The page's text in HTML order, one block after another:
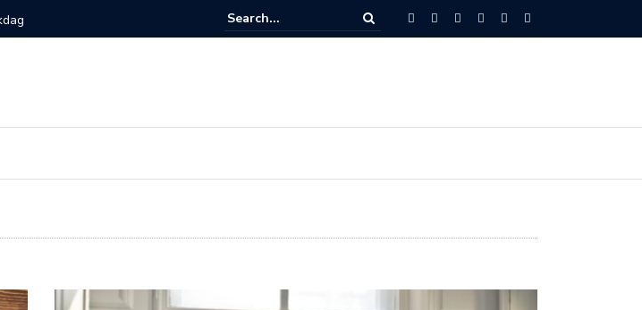
koekenpan Wist je dat botox kan helpen tegen tandenknarsen?